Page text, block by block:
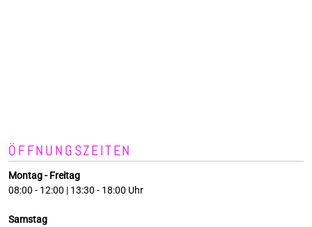
ÖFFNUNGSZEITEN
Montag - Freitag
08:00 - 12:00 | 13:30 - 18:00 Uhr
Samstag